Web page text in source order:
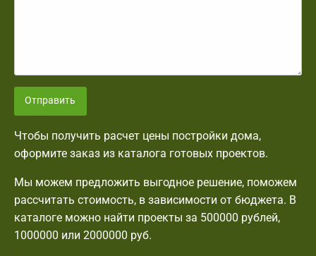
Отправить
Чтобы получить расчет цены постройки дома,
оформите заказ из каталога готовых проектов.
Мы можем предложить выгодное решение, поможем
рассчитать стоимость, в зависимости от бюджета. В
каталоге можно найти проекты за 500000 рублей,
1000000 или 2000000 руб.